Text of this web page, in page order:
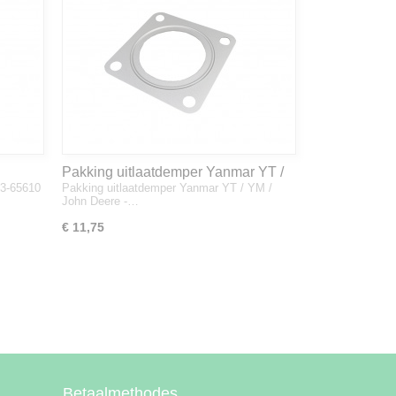
65610
Pakking uitlaatdemper Yanmar YT /
YM / John Deere - 128300-13230
Pakking uitlaatdemper Yanmar YT / YM /
John Deere -…
€ 11,75